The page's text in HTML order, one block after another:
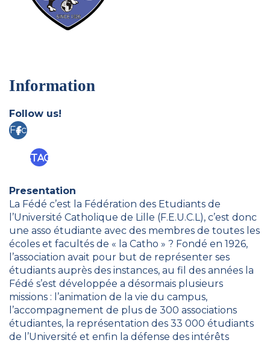
Information
Follow us!
Fac
Instagram
Presentation
La Fédé c’est la Fédération des Etudiants de
l’Université Catholique de Lille (F.E.U.C.L), c’est donc
une asso étudiante avec des membres de toutes les
écoles et facultés de « la Catho » ? Fondé en 1926,
l’association avait pour but de représenter ses
étudiants auprès des instances, au fil des années la
Fédé s’est développée a désormais plusieurs
missions : l’animation de la vie du campus,
l’accompagnement de plus de 300 associations
étudiantes, la représentation des 33 000 étudiants
de l’Université et enfin la défense des intérêts